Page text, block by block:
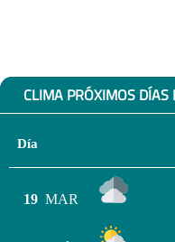
CLIMA PRÓXIMOS
Día
19 MAR